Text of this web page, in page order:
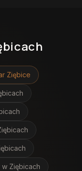
Ziębice
w Ziębicach